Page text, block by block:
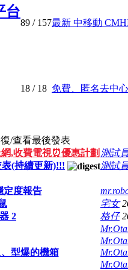
台
89 / 157最新 中移動
18 / 18 免費、匿名去中
/查看最後發表
,收費電視⏰優惠計劃 測試
(持續更新)!!! 測試
定度報告
宅女
2
格仔
型爆的機箱